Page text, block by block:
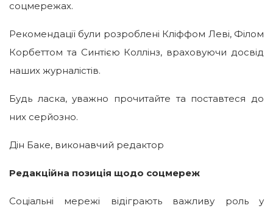
соцмережах.
Рекомендації були розроблені Кліффом Леві, Філом
Корбеттом та Синтією Коллінз, враховуючи досвід
наших журналістів.
Будь ласка, уважно прочитайте та поставтеся до
них серйозно.
Дін Баке, виконавчий редактор
Редакційна позиція щодо соцмереж
Соціальні мережі відіграють важливу роль у